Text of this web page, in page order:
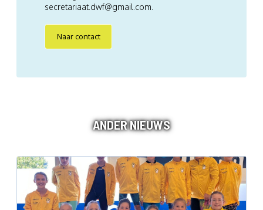
secretariaat.dwf@gmail.com.
Naar contact
ANDER NIEUWS